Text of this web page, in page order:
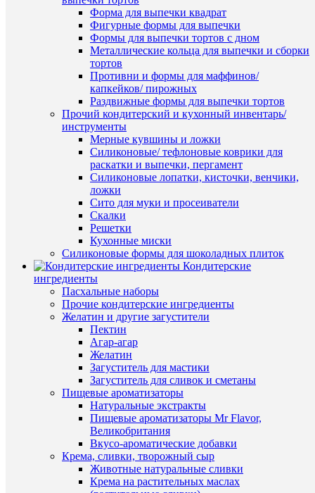
Форма для выпечки квадрат
Фигурные формы для выпечки
Формы для выпечки тортов с дном
Металлические кольца для выпечки и сборки
тортов
Противни и формы для маффинов/
капкейков/ пирожных
Раздвижные формы для выпечки тортов
Прочий кондитерский и кухонный инвентарь/
инструменты
Мерные кувшины и ложки
Силиконовые/ тефлоновые коврики для
раскатки и выпечки, пергамент
Силиконовые лопатки, кисточки, венчики,
ложки
Сито для муки и просеиватели
Скалки
Решетки
Кухонные миски
Силиконовые формы для шоколадных плиток
Кондитерские
ингредиенты
Пасхальные наборы
Прочие кондитерские ингредиенты
Желатин и другие загустители
Пектин
Агар-агар
Желатин
Загуститель для мастики
Загуститель для сливок и сметаны
Пищевые ароматизаторы
Натуральные экстракты
Пищевые ароматизаторы Mr Flavor,
Великобритания
Вкусо-ароматические добавки
Крема, сливки, творожный сыр
Животные натуральные сливки
Крема на растительных маслах
клик
В
наличии
(7
для
печенья
110
/
Купить
Быстрый